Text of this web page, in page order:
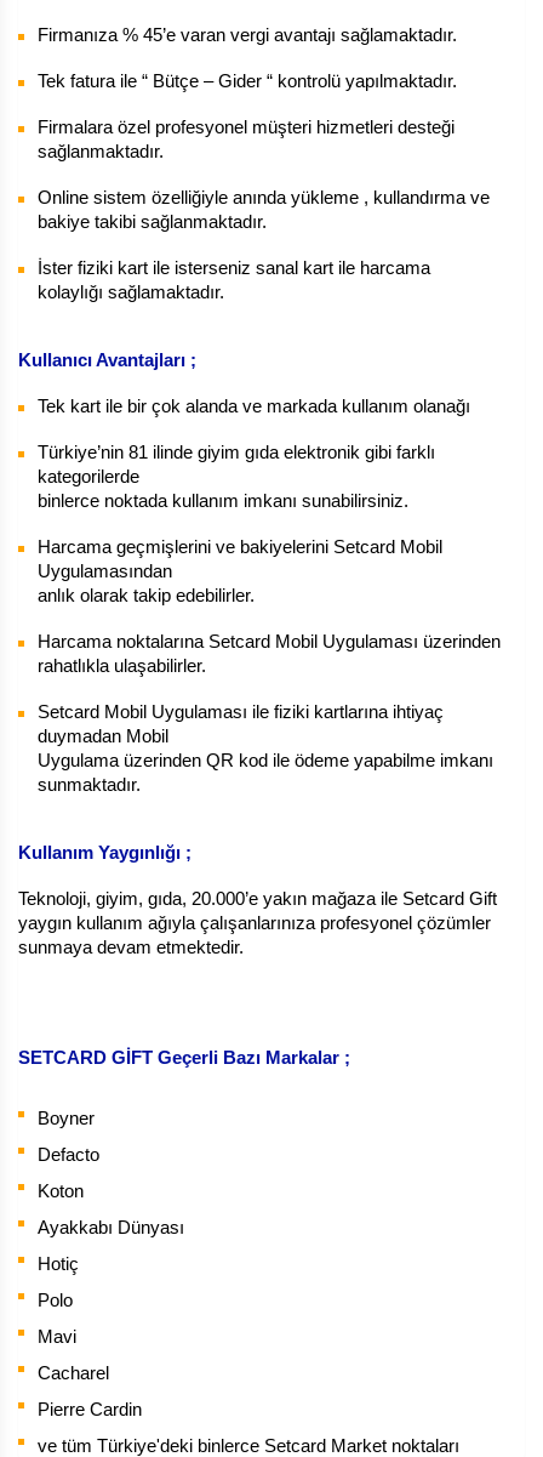
Firmanıza % 45’e varan vergi avantajı sağlamaktadır.
Tek fatura ile “ Bütçe – Gider “ kontrolü yapılmaktadır.
Firmalara özel profesyonel müşteri hizmetleri desteği
sağlanmaktadır.
Online sistem özelliğiyle anında yükleme , kullandırma ve
bakiye takibi sağlanmaktadır.
İster fiziki kart ile isterseniz sanal kart ile harcama
kolaylığı sağlamaktadır.
Kullanıcı Avantajları ;
Tek kart ile bir çok alanda ve markada kullanım olanağı
Türkiye’nin 81 ilinde giyim gıda elektronik gibi farklı
kategorilerde
binlerce noktada kullanım imkanı sunabilirsiniz.
Harcama geçmişlerini ve bakiyelerini Setcard Mobil
Uygulamasından
anlık olarak takip edebilirler.
Harcama noktalarına Setcard Mobil Uygulaması üzerinden
rahatlıkla ulaşabilirler.
Setcard Mobil Uygulaması ile fiziki kartlarına ihtiyaç
duymadan Mobil
Uygulama üzerinden QR kod ile ödeme yapabilme imkanı
sunmaktadır.
Kullanım Yaygınlığı ;
Teknoloji, giyim, gıda, 20.000’e yakın mağaza ile Setcard Gift
yaygın kullanım ağıyla çalışanlarınıza profesyonel çözümler
sunmaya devam etmektedir.
SETCARD GİFT Geçerli Bazı Markalar ;
Boyner
Defacto
Koton
Ayakkabı Dünyası
Hotiç
Polo
Mavi
Cacharel
Pierre Cardin
ve tüm Türkiye'deki binlerce Setcard Market noktaları